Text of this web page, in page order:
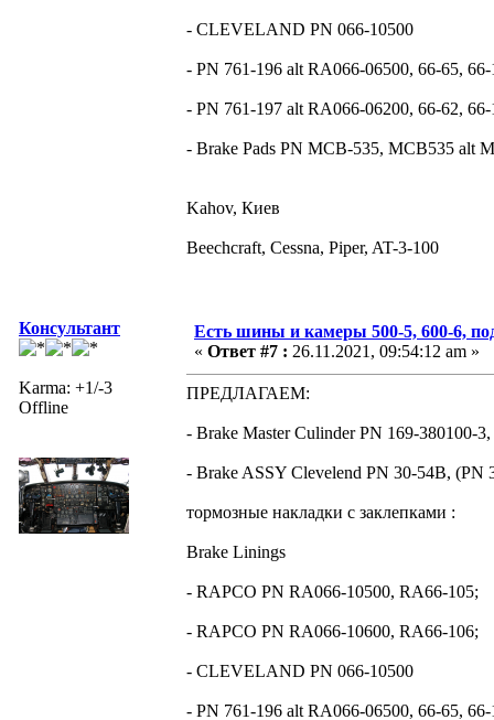
- CLEVELAND PN 066-10500
- PN 761-196 alt RA066-06500, 66-65, 66-
- PN 761-197 alt RA066-06200, 66-62, 66-
- Brake Pads PN MCB-535, MCB535 alt
Kahov, Киев
Beechcraft, Cessna, Piper, AT-3-100
Консультант
Karma: +1/-3
Offline
Есть шины и камеры 500-5, 600-6,
« Ответ #7 : 26.11.2021, 09:54:12 am »
ПРЕДЛАГАЕМ:
- Brake Master Culinder PN 169-380100-
- Brake ASSY Clevelend PN 30-54B, (PN
тормозные накладки с заклепками :
Brake Linings
- RAPCO PN RA066-10500, RA66-105;
- RAPCO PN RA066-10600, RA66-106;
- CLEVELAND PN 066-10500
- PN 761-196 alt RA066-06500, 66-65, 66-